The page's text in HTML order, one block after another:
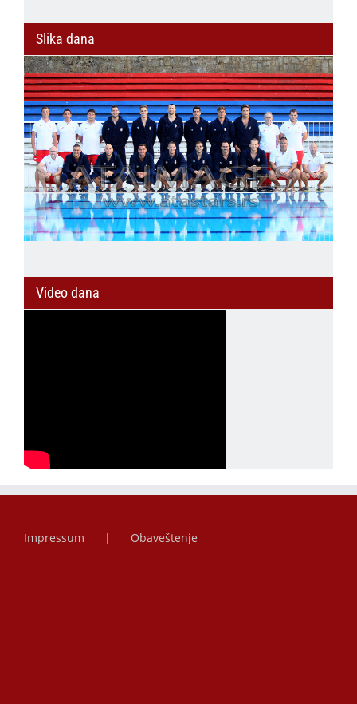
Slika dana
Video dana
Impressum Obaveštenje